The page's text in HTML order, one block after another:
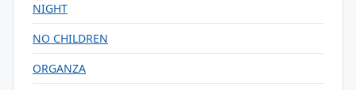
NIGHT
NO CHILDREN
ORGANZA